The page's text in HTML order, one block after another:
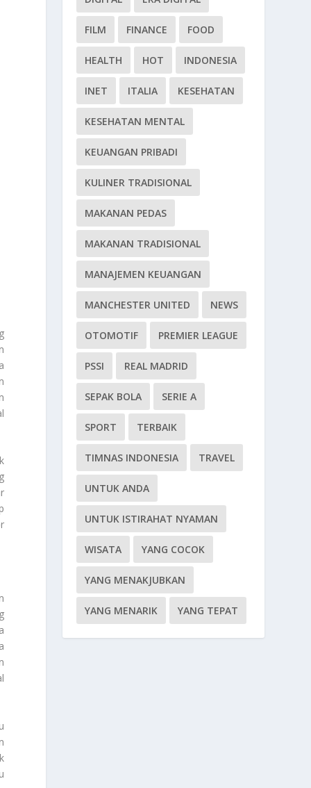
FILM FINANCE FOOD
HEALTH HOT INDONESIA
INET ITALIA KESEHATAN
KESEHATAN MENTAL
KEUANGAN PRIBADI
KULINER TRADISIONAL
MAKANAN PEDAS
MAKANAN TRADISIONAL
MANAJEMEN KEUANGAN
MANCHESTER UNITED NEWS
OTOMOTIF PREMIER LEAGUE
PSSI REAL MADRID
SEPAK BOLA SERIE A
SPORT TERBAIK
TIMNAS INDONESIA TRAVEL
UNTUK ANDA
UNTUK ISTIRAHAT NYAMAN
WISATA YANG COCOK
YANG MENAKJUBKAN
YANG MENARIK YANG TEPAT